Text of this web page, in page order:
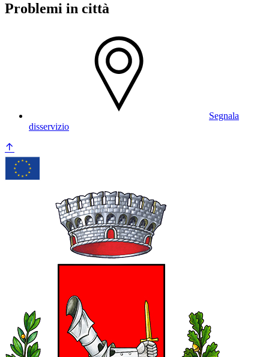
Problemi in città
Segnala
disservizio